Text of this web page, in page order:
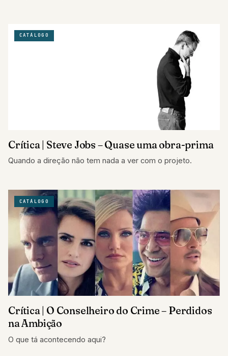
CATÁLOGO
Crítica | Steve Jobs – Quase uma obra-prima
Quando a direção não tem nada a ver com o projeto.
CATÁLOGO
Crítica | O Conselheiro do Crime – Perdidos
na Ambição
O que tá acontecendo aqui?